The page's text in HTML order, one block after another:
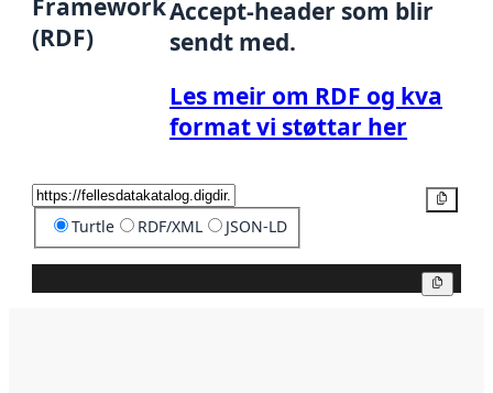
Framework
(RDF)
Accept-header som blir
sendt med.
Les meir om RDF og kva
format vi støttar her
Turtle RDF/XML JSON-LD